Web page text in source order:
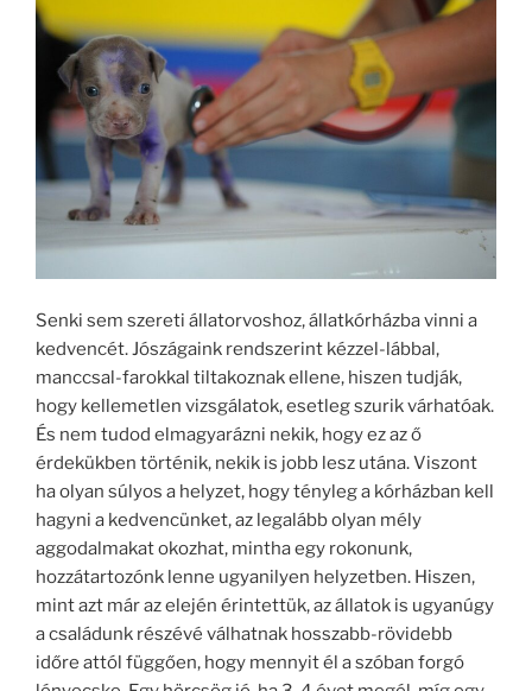
Senki sem szereti állatorvoshoz, állatkórházba vinni a
kedvencét. Jószágaink rendszerint kézzel-lábbal,
manccsal-farokkal tiltakoznak ellene, hiszen tudják,
hogy kellemetlen vizsgálatok, esetleg szurik várhatóak.
És nem tudod elmagyarázni nekik, hogy ez az ő
érdekükben történik, nekik is jobb lesz utána. Viszont
ha olyan súlyos a helyzet, hogy tényleg a kórházban kell
hagyni a kedvencünket, az legalább olyan mély
aggodalmakat okozhat, mintha egy rokonunk,
hozzátartozónk lenne ugyanilyen helyzetben. Hiszen,
mint azt már az elején érintettük, az állatok is ugyanúgy
a családunk részévé válhatnak hosszabb-rövidebb
időre attól függően, hogy mennyit él a szóban forgó